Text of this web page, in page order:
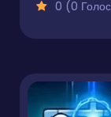
0 (0